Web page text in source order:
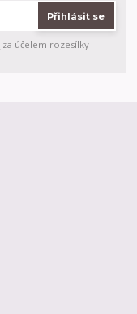
Přihlásit se
za účelem rozesílky